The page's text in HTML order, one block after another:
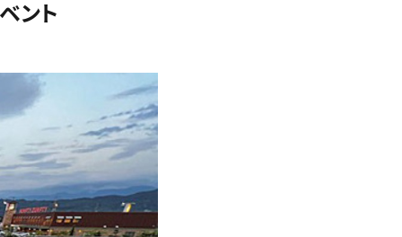
ント